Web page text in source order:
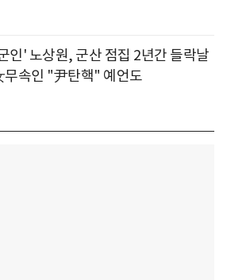
인' 노상원, 군산 점집 2년간 들락날
무속인 "尹탄핵" 예언도